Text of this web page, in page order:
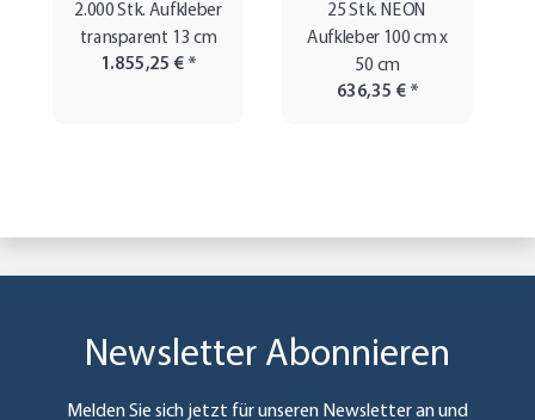
2.000 Stk. Aufkleber
transparent 13 cm
1.855,25 € *
25 Stk. NEON
Aufkleber 100 cm x
50 cm
636,35 € *
Newsletter Abonnieren
Melden Sie sich jetzt für unseren Newsletter an und